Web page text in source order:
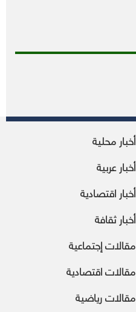
أخبار محلية
أخبار عربية
أخبار اقتصادية
أخبار ثقافة
مقالات إجتماعية
مقالات اقتصادية
مقالات رياضية